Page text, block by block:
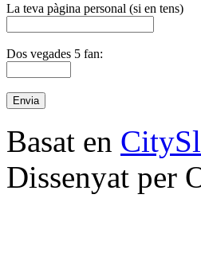
La teva pàgina personal (si en tens)
Dos vegades 5 fan:
Basat en
Dissenyat per